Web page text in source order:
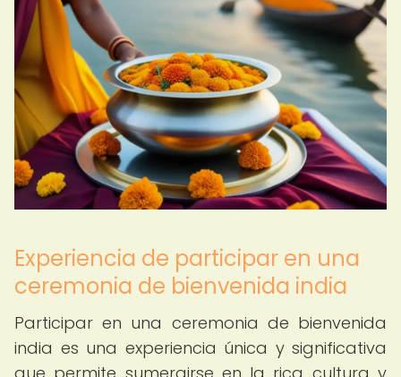
Experiencia de participar en una
ceremonia de bienvenida india
Participar en una ceremonia de bienvenida
india es una experiencia única y significativa